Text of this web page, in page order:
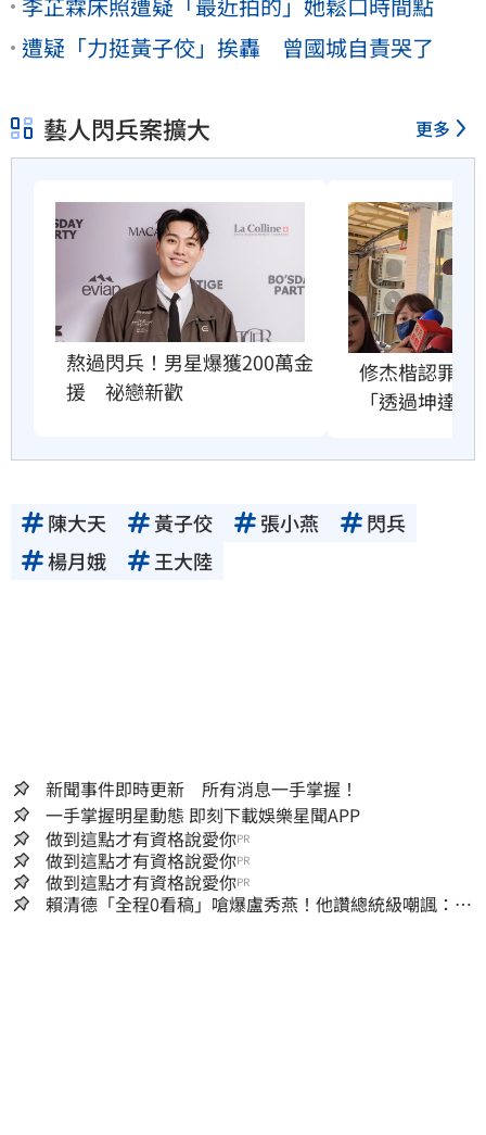
遭疑「力挺黃子佼」挨轟 曾國城自責哭了
藝人閃兵案擴大 更多
熬過閃兵！男星爆獲200萬金
援　祕戀新歡
修杰楷認罪求
「透過坤達」
陳大天 黃子佼 張小燕
閃兵
楊月娥
王大陸
新聞事件即時更新 所有消息一手掌握！
一手掌握明星動態 即刻下載娛樂星聞APP
做到這點才有資格說愛你PR
做到這點才有資格說愛你PR
做到這點才有資格說愛你PR
賴清德「全程0看稿」嗆爆盧秀燕！他讚總統級嘲諷：把